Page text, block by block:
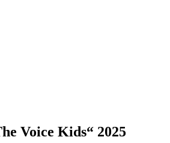
Voice Kids“ 2025